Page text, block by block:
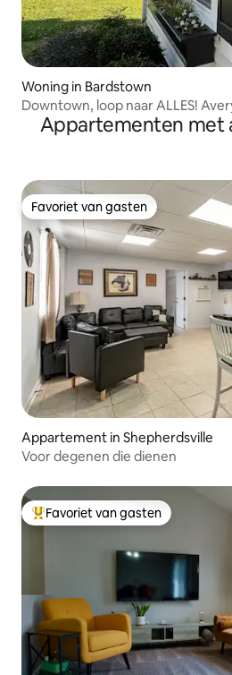
Woning in Bardstown
Downtown, loop naar ALLES!
Appartementen met
Favoriet van gasten
Favoriet van gasten
Appartement in Shepherdsville
Voor degenen die dienen
Topfavoriet van gasten
Favoriet van gasten